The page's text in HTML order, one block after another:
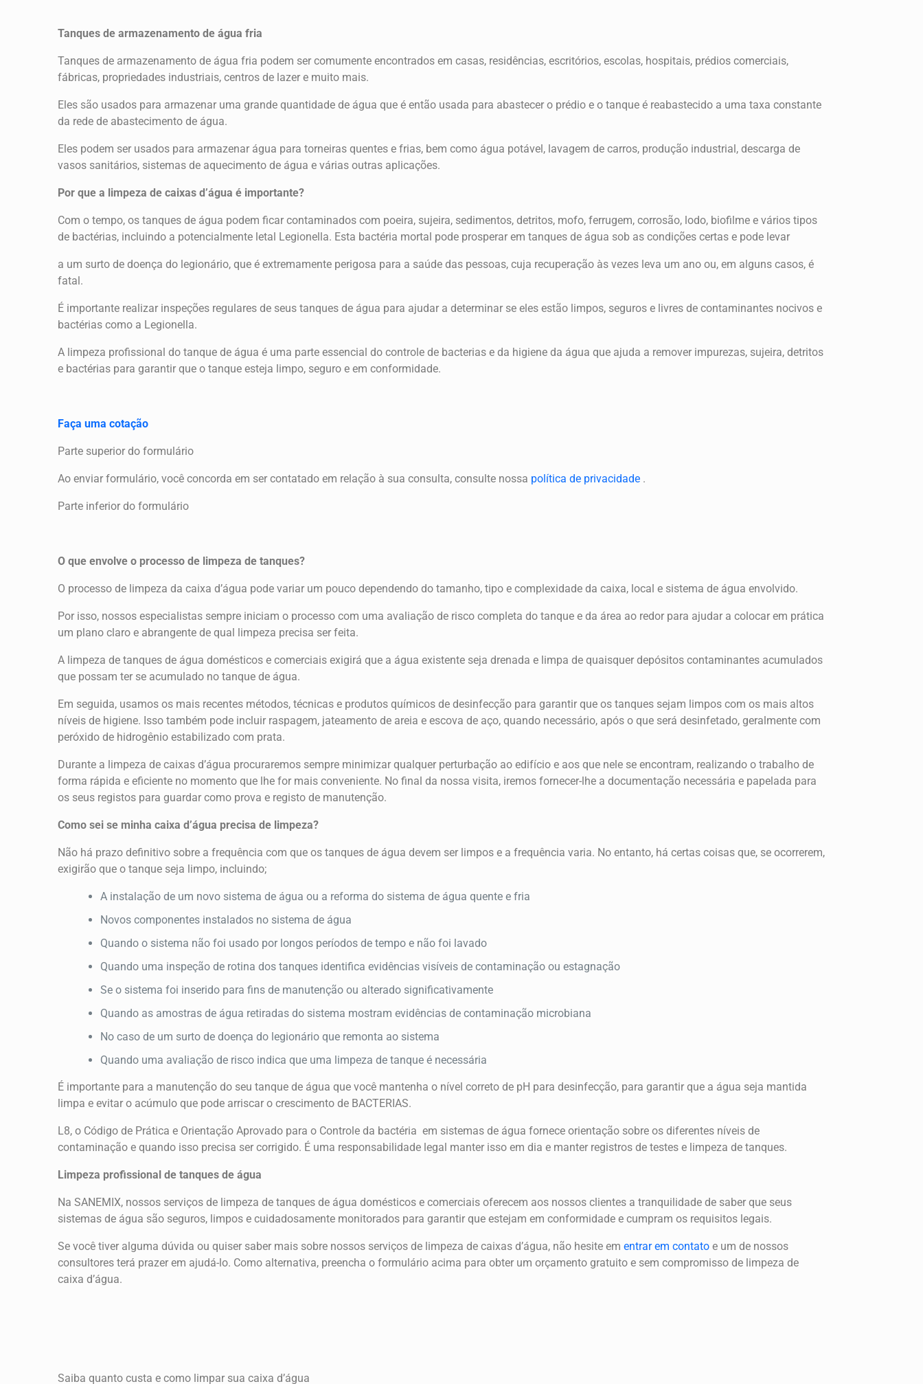
Tanques de armazenamento de água fria
Tanques de armazenamento de água fria podem ser comumente encontrados em casas, residências, escritórios, escolas, hospitais, prédios comerciais,
fábricas, propriedades industriais, centros de lazer e muito mais.
Eles são usados ​​para armazenar uma grande quantidade de água que é então usada para abastecer o prédio e o tanque é reabastecido a uma taxa constante
da rede de abastecimento de água.
Eles podem ser usados ​​para armazenar água para torneiras quentes e frias, bem como água potável, lavagem de carros, produção industrial, descarga de
vasos sanitários, sistemas de aquecimento de água e várias outras aplicações.
Por que a limpeza de caixas d’água é importante?
Com o tempo, os tanques de água podem ficar contaminados com poeira, sujeira, sedimentos, detritos, mofo, ferrugem, corrosão, lodo, biofilme e vários tipos
de bactérias, incluindo a potencialmente letal Legionella. Esta bactéria mortal pode prosperar em tanques de água sob as condições certas e pode levar
a um surto de doença do legionário, que é extremamente perigosa para a saúde das pessoas, cuja recuperação às vezes leva um ano ou, em alguns casos, é
fatal.
É importante realizar inspeções regulares de seus tanques de água para ajudar a determinar se eles estão limpos, seguros e livres de contaminantes nocivos e
bactérias como a Legionella.
A limpeza profissional do tanque de água é uma parte essencial do controle de bacterias e da higiene da água que ajuda a remover impurezas, sujeira, detritos
e bactérias para garantir que o tanque esteja limpo, seguro e em conformidade.
Faça uma cotação
Parte superior do formulário
Ao enviar formulário, você concorda em ser contatado em relação à sua consulta, consulte nossa política de privacidade .
Parte inferior do formulário
O que envolve o processo de limpeza de tanques?
O processo de limpeza da caixa d’água pode variar um pouco dependendo do tamanho, tipo e complexidade da caixa, local e sistema de água envolvido.
Por isso, nossos especialistas sempre iniciam o processo com uma avaliação de risco completa do tanque e da área ao redor para ajudar a colocar em prática
um plano claro e abrangente de qual limpeza precisa ser feita.
A limpeza de tanques de água domésticos e comerciais exigirá que a água existente seja drenada e limpa de quaisquer depósitos contaminantes acumulados
que possam ter se acumulado no tanque de água.
Em seguida, usamos os mais recentes métodos, técnicas e produtos químicos de desinfecção para garantir que os tanques sejam limpos com os mais altos
níveis de higiene. Isso também pode incluir raspagem, jateamento de areia e escova de aço, quando necessário, após o que será desinfetado, geralmente com
peróxido de hidrogênio estabilizado com prata.
Durante a limpeza de caixas d’água procuraremos sempre minimizar qualquer perturbação ao edifício e aos que nele se encontram, realizando o trabalho de
forma rápida e eficiente no momento que lhe for mais conveniente. No final da nossa visita, iremos fornecer-lhe a documentação necessária e papelada para
os seus registos para guardar como prova e registo de manutenção.
Como sei se minha caixa d’água precisa de limpeza?
Não há prazo definitivo sobre a frequência com que os tanques de água devem ser limpos e a frequência varia. No entanto, há certas coisas que, se ocorrerem,
exigirão que o tanque seja limpo, incluindo;
A instalação de um novo sistema de água ou a reforma do sistema de água quente e fria
Novos componentes instalados no sistema de água
Quando o sistema não foi usado por longos períodos de tempo e não foi lavado
Quando uma inspeção de rotina dos tanques identifica evidências visíveis de contaminação ou estagnação
Se o sistema foi inserido para fins de manutenção ou alterado significativamente
Quando as amostras de água retiradas do sistema mostram evidências de contaminação microbiana
No caso de um surto de doença do legionário que remonta ao sistema
Quando uma avaliação de risco indica que uma limpeza de tanque é necessária
É importante para a manutenção do seu tanque de água que você mantenha o nível correto de pH para desinfecção, para garantir que a água seja mantida
limpa e evitar o acúmulo que pode arriscar o crescimento de BACTERIAS.
L8, o Código de Prática e Orientação Aprovado para o Controle da bactéria em sistemas de água fornece orientação sobre os diferentes níveis de
contaminação e quando isso precisa ser corrigido. É uma responsabilidade legal manter isso em dia e manter registros de testes e limpeza de tanques.
Limpeza profissional de tanques de água
Na SANEMIX, nossos serviços de limpeza de tanques de água domésticos e comerciais oferecem aos nossos clientes a tranquilidade de saber que seus
sistemas de água são seguros, limpos e cuidadosamente monitorados para garantir que estejam em conformidade e cumpram os requisitos legais.
Se você tiver alguma dúvida ou quiser saber mais sobre nossos serviços de limpeza de caixas d’água, não hesite ementrar em contato e um de nossos
consultores terá prazer em ajudá-lo. Como alternativa, preencha o formulário acima para obter um orçamento gratuito e sem compromisso de limpeza de
caixa d’água.
Saiba quanto custa e como limpar sua caixa d’água